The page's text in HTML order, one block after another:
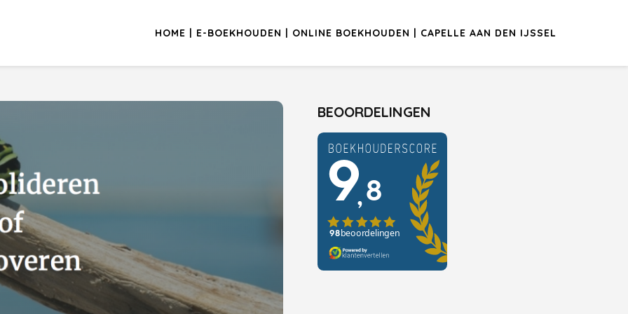
HOME | E-BOEKHOUDEN | ONLINE BOEKHOUDEN | CAPELLE AAN DEN IJSSEL
BEOORDELINGEN